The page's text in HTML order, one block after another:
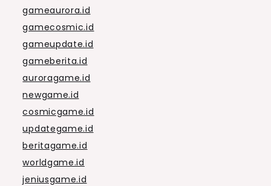
gameaurora.id
gamecosmic.id
gameupdate.id
gameberita.id
auroragame.id
newgame.id
cosmicgame.id
updategame.id
beritagame.id
worldgame.id
jeniusgame.id